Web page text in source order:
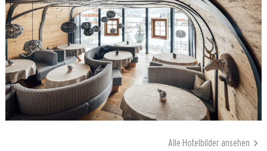
Alle Hotelbilder ansehen